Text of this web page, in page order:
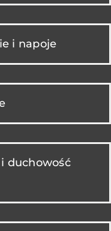
i napoje
duchowość